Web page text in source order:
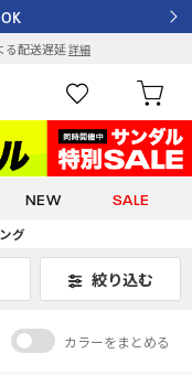
る配送遅延詳細
NEW SALE
グ
絞り込む
カラーをまとめる